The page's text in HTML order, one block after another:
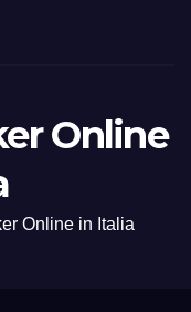
Online
Online in Italia